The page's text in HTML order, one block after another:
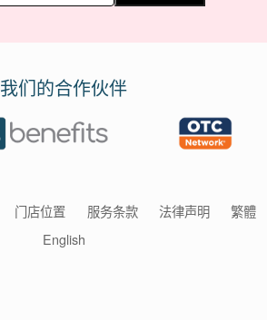
我们的合作伙伴
门店位置 服务条款 法律声明
繁體
English